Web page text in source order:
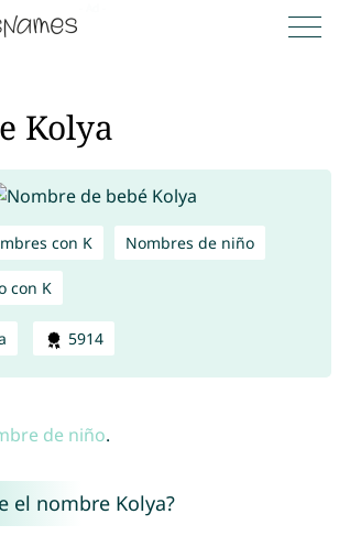
Kolya
con K Nombres de niño
con K
5914
de niño.
el nombre Kolya?